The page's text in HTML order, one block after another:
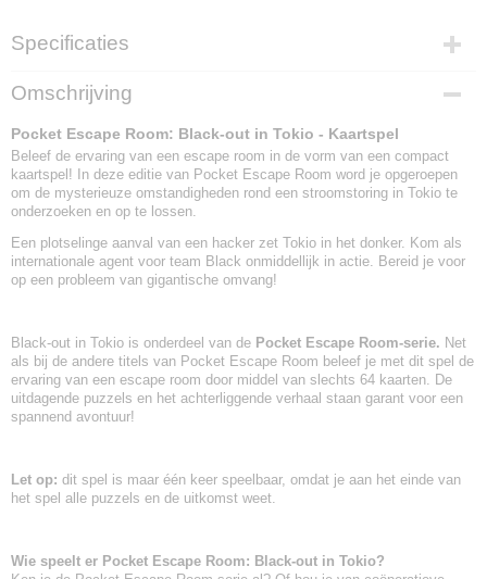
Specificaties
EAN code
8720289477288
Omschrijving
Pocket Escape Room: Black-out in Tokio - Kaartspel
Beleef de ervaring van een escape room in de vorm van een compact
kaartspel! In deze editie van Pocket Escape Room word je opgeroepen
om de mysterieuze omstandigheden rond een stroomstoring in Tokio te
onderzoeken en op te lossen.
Een plotselinge aanval van een hacker zet Tokio in het donker. Kom als
internationale agent voor team Black onmiddellijk in actie. Bereid je voor
op een probleem van gigantische omvang!
Black-out in Tokio is onderdeel van de Pocket Escape Room-serie. Net
als bij de andere titels van Pocket Escape Room beleef je met dit spel de
ervaring van een escape room door middel van slechts 64 kaarten. De
uitdagende puzzels en het achterliggende verhaal staan garant voor een
spannend avontuur!
Let op: dit spel is maar één keer speelbaar, omdat je aan het einde van
het spel alle puzzels en de uitkomst weet.
Wie speelt er Pocket Escape Room: Black-out in Tokio?